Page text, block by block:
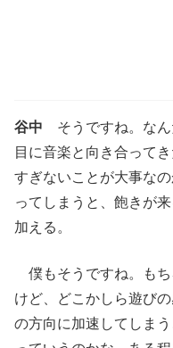
谷中 そうですね。なん
目に音楽と向き合って
すぎないことが大事な
ってしまうと、飽きが
加える。
僕もそうですね。もち
けど、どこかしら遊び
の方向に加速してしま